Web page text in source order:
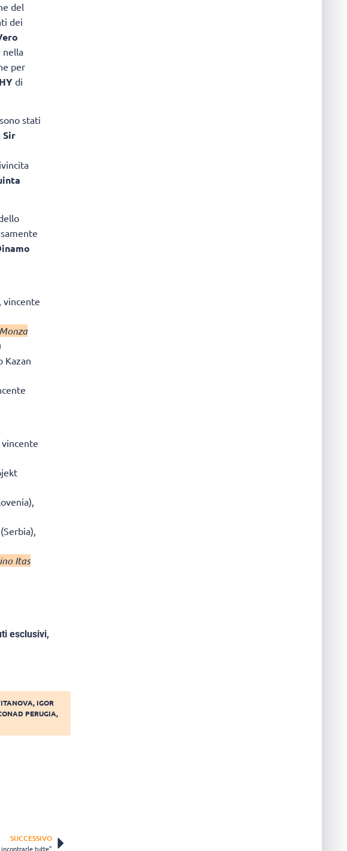
del
dei
nella
per
di
stati
Sir
vincente
Kazan
vincente
Itas
esclusivi,
, IGOR
PERUGIA,
SUCCESSIVO
tutte”